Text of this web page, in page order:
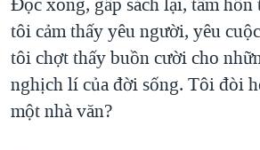
tôi cảm thấy yêu người, yêu
tôi chợt thấy buồn cười cho
nghịch lí của đời sống. Tôi đòi
một nhà văn?